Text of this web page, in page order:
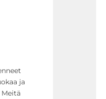
ja
Meitä